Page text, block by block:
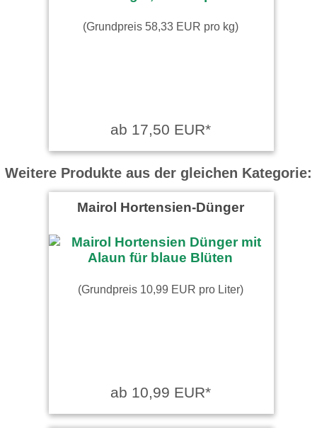
(Grundpreis 58,33 EUR pro kg)
ab 17,50 EUR*
Weitere Produkte aus der gleichen Kategorie:
Mairol Hortensien-Dünger
(Grundpreis 10,99 EUR pro Liter)
ab 10,99 EUR*